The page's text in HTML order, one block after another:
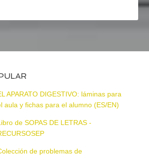
APARATO DIGESTIVO: láminas para
aula y fichas para el alumno (ES/EN)
de SOPAS DE LETRAS -
de problemas de